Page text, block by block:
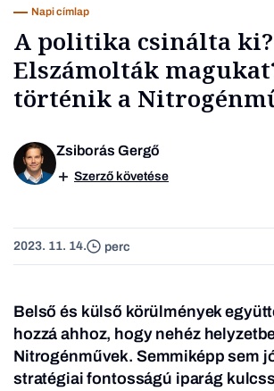
Üzlet
Napi címlap
A politika csinálta ki?
Elszámolták
történik a
Zsiborás Gergő
Szerző követése
2023. 11. 14. perc
Belső és külső körülmények
hozzá ahhoz, hogy nehéz
Nitrogénművek. Semmiképp sem
stratégiai fontosságú iparág